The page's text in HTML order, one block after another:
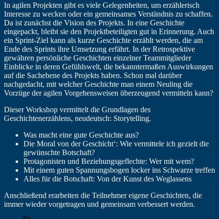
In agilen Projekten gibt es viele Gelegenheiten, um erzählerisch
Interesse zu wecken oder ein gemeinsames Verständnis zu schaffen.
Da ist zunächst die Vision des Projekts. In eine Geschichte
eingepackt, bleibt sie den Projektbeteiligten gut in Erinnerung. Auch
ein Sprint-Ziel kann als kurze Geschichte erzählt werden, die am
Ende des Sprints ihre Umsetzung erfährt. In der Retrospektive
gewähren persönliche Geschichten einzelner Teammitglieder
Einblicke in deren Gefühlswelt, die bekanntermaßen Auswirkungen
auf die Sachebene des Projekts haben. Schon mal darüber
nachgedacht, mit welcher Geschichte man einem Neuling die
Vorzüge der agilen Vorgehensweisen überzeugend vermitteln kann?
Dieser Workshop vermittelt die Grundlagen des
Geschichtenerzählens, neudeutsch: Storytelling.
Was macht eine gute Geschichte aus?
Die Moral von der Geschicht‘: Wie vermittele ich gezielt die
gewünschte Botschaft?
Protagonisten und Beziehungsgeflechte: Wer mit wem?
Mit einem guten Spannungsbogen locker ins Schwarze treffen
Alles für die Botschaft: Von der Kunst des Weglassens
Anschließend erarbeiten die Teilnehmer eigene Geschichten, die
immer wieder vorgetragen und gemeinsam verbessert werden.